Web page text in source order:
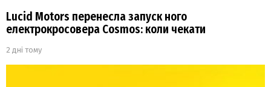
Lucid Motors перенесла запуск ного
електрокросовера Cosmos: коли чекати
2 дні тому